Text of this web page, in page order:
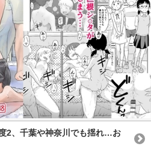
2、千葉や神奈川でも揺れ…お